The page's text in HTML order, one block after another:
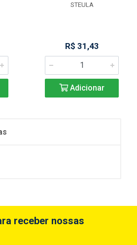
STEULA
R$ 31,43
Adicionar
receber nossas